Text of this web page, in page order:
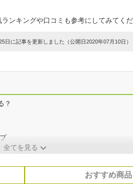
ンキングや口コミも参考にしてみてくだ
に記事を更新しました（公開日2020年07月10日）
？
全てを見る
おすすめ商品